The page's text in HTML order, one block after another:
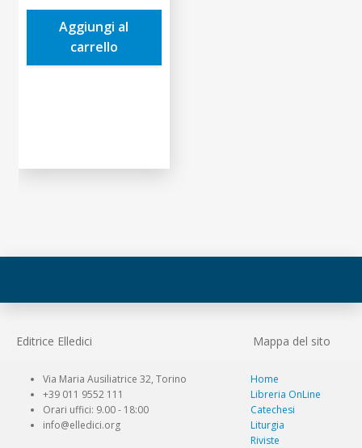
era:
9,00€.
è:
Aggiungi al
carrello
Editrice Elledici Mappa del sito
Via Maria Ausiliatrice 32, Torino
+39 011 9552 111
Orari uffici: 9.00 - 18:00
info@elledici.org
Home
Libreria OnLine
Catechesi
Liturgia
Riviste